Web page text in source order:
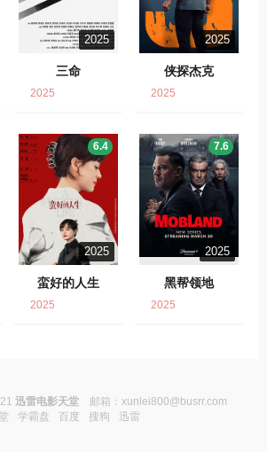
2025
三命
2025
2025
侠探杰克
2025
2025
蛮好的人生
6.4
2025
2025
黑帮领地
7.6
2025
迅雷电影天堂 邮箱： xunlei800@busrr.com
学霸盘 百度 搜狗 迅雷